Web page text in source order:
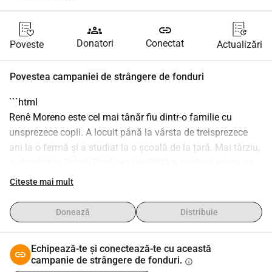
Poveste
groups
Donatori
link
Conectat Actualizări
Povestea campaniei de strângere de fonduri
```html
Renê Moreno este cel mai tânăr fiu dintr-o familie cu
unsprezece copii. A locuit până la vârsta de treisprezece
ani la o fermă și a studiat la o școală de la țară. Mai târziu,
carte pentru copii.
procesului său de învățare. Abia ca adult a fost
diagnosticat cu autism și dislexie comorbidă. Diagnosticul
pe care le-a trăit toată viața. În prezent, se simte motivat să
își împărtășească experiențele cu dorința de a influența
Citeste mai mult
Donează Distribuie
Echipează-te și conectează-te cu această
campanie de strângere de fonduri. info